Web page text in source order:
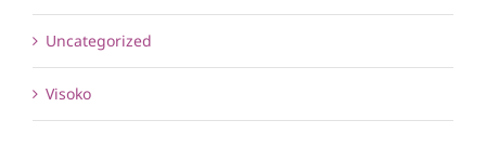
Uncategorized
Visoko